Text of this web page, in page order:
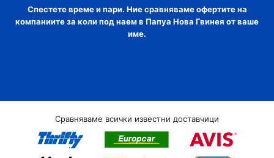
Спестете време и пари. Ние сравняваме офертите на
компаниите за коли под наем в Папуа Нова Гвинея от ваше
име.
Сравняваме всички известни доставчици